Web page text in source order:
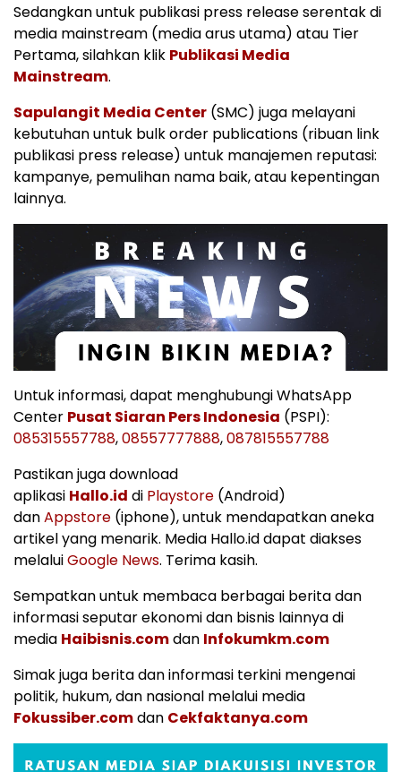
Sedangkan untuk publikasi press release serentak di
media mainstream (media arus utama) atau Tier
Pertama, silahkan klik Publikasi Media
Mainstream.
Sapulangit Media Center (SMC) juga melayani
kebutuhan untuk bulk order publications (ribuan link
publikasi press release) untuk manajemen reputasi:
kampanye, pemulihan nama baik, atau kepentingan
lainnya.
Untuk informasi, dapat menghubungi WhatsApp
Center Pusat Siaran Pers Indonesia (PSPI):
085315557788,08557777888,087815557788
Pastikan juga download
aplikasi Hallo.id di Playstore (Android)
danAppstore (iphone), untuk mendapatkan aneka
artikel yang menarik. Media Hallo.id dapat diakses
melaluiGoogle News. Terima kasih.
Sempatkan untuk membaca berbagai berita dan
informasi seputar ekonomi dan bisnis lainnya di
media Haibisnis.comdan Infokumkm.com
Simak juga berita dan informasi terkini mengenai
politik, hukum, dan nasional melalui media
Fokussiber.comdan Cekfaktanya.com